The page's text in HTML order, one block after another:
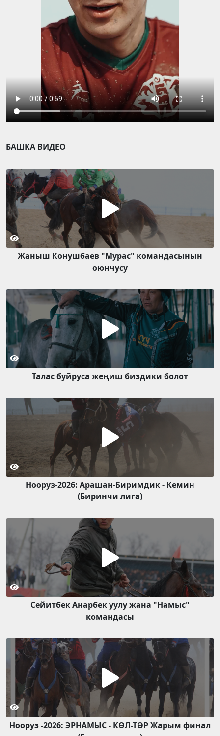
БАШКА ВИДЕО
Жаныш Конушбаев "Мурас" командасынын
оюнчусу
Талас буйруса жеңиш биздики болот
Нооруз-2026: Арашан-Биримдик - Кемин
(Биринчи лига)
Сейитбек Анарбек уулу жана "Намыс"
командасы
Нооруз -2026: ЭРНАМЫС - КӨЛ-ТӨР Жарым финал